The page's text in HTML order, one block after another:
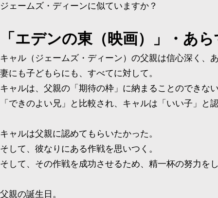
ジェームズ・ディーンに似ていますか？
「エデンの東（映画）」・あ
キャル（ジェームズ・ディーン）の父親は信心深く、
妻にも子どもらにも、すべてに対して。
キャルは、父親の「期待の枠」に納まることのできな
「できのよい兄」と比較され、キャルは「いい子」と
キャルは父親に認めてもらいたかった。
そして、彼なりにある作戦を思いつく。
そして、その作戦を成功させるため、精一杯の努力を
父親の誕生日。